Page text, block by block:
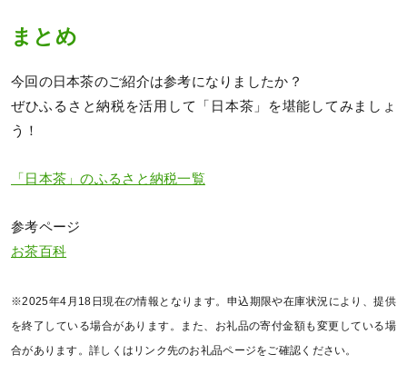
まとめ
今回の日本茶のご紹介は参考になりましたか？
ぜひふるさと納税を活用して「日本茶」を堪能してみましょ
う！
「日本茶」のふるさと納税一覧
参考ページ
お茶百科
※2025年4月18日現在の情報となります。申込期限や在庫状況により、提供
を終了している場合があります。また、お礼品の寄付金額も変更している場
合があります。詳しくはリンク先のお礼品ページをご確認ください。